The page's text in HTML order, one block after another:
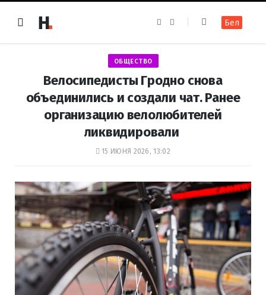
e
k
t
a
m
Бел
ОБЩЕСТВО
Велосипедисты Гродно снова
объединились и создали чат. Ранее
организацию велолюбителей
ликвидировали
15 ИЮНЯ 2026, 13:02